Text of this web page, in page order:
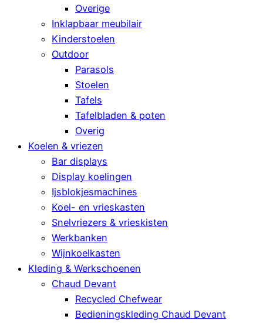
Overige
Inklapbaar meubilair
Kinderstoelen
Outdoor
Parasols
Stoelen
Tafels
Tafelbladen & poten
Overig
Koelen & vriezen
Bar displays
Display koelingen
Ijsblokjesmachines
Koel- en vrieskasten
Snelvriezers & vrieskisten
Werkbanken
Wijnkoelkasten
Kleding & Werkschoenen
Chaud Devant
Recycled Chefwear
Bedieningskleding Chaud Devant